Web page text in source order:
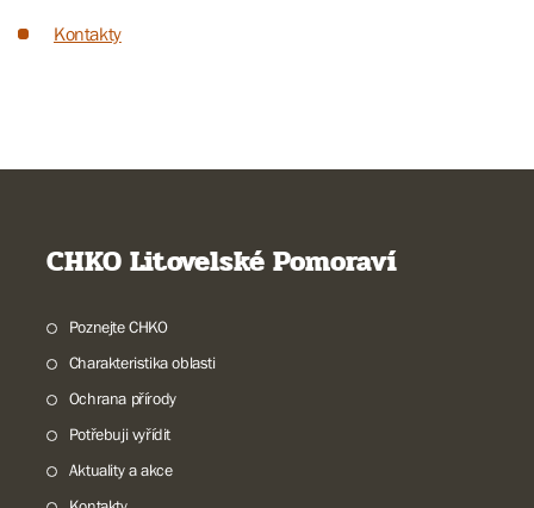
Kontakty
CHKO Litovelské Pomoraví
Poznejte CHKO
Charakteristika oblasti
Ochrana přírody
Potřebuji vyřídit
Aktuality a akce